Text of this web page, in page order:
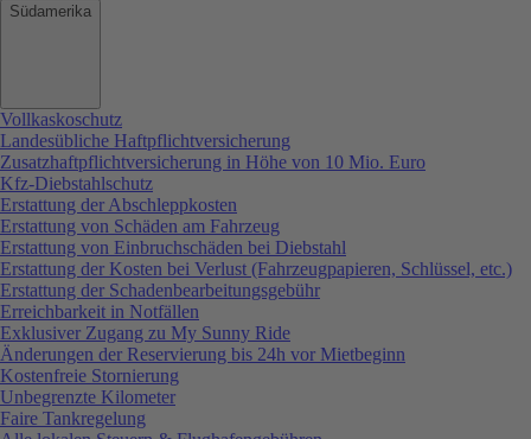
Südamerika
Vollkaskoschutz
Landesübliche Haftpflichtversicherung
Zusatzhaftpflichtversicherung in Höhe von 10 Mio. Euro
Kfz-Diebstahlschutz
Erstattung der Abschleppkosten
Erstattung von Schäden am Fahrzeug
Erstattung von Einbruchschäden bei Diebstahl
Erstattung der Kosten bei Verlust (Fahrzeugpapieren, Schlüssel, etc.)
Erstattung der Schadenbearbeitungsgebühr
Erreichbarkeit in Notfällen
Exklusiver Zugang zu My Sunny Ride
Änderungen der Reservierung bis 24h vor Mietbeginn
Kostenfreie Stornierung
Unbegrenzte Kilometer
Faire Tankregelung